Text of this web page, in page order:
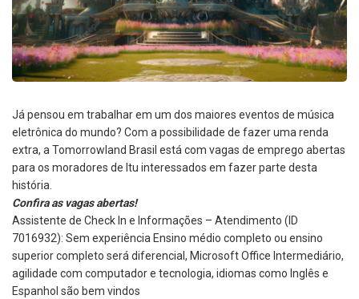
Já pensou em trabalhar em um dos maiores eventos de música
eletrônica do mundo? Com a possibilidade de fazer uma renda
extra, a Tomorrowland Brasil está com vagas de emprego abertas
para os moradores de Itu interessados em fazer parte desta
história.
Confira as vagas abertas!
Assistente de Check In e Informações – Atendimento (ID
7016932): Sem experiência Ensino médio completo ou ensino
superior completo será diferencial, Microsoft Office Intermediário,
agilidade com computador e tecnologia, idiomas como Inglês e
Espanhol são bem vindos